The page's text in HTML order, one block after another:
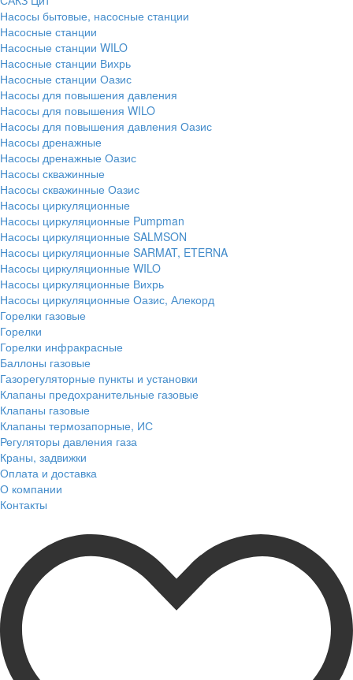
Насосы бытовые, насосные станции
Насосные станции
Насосные станции WILO
Насосные станции Вихрь
Насосные станции Оазис
Насосы для повышения давления
Насосы для повышения WILO
Насосы для повышения давления Оазис
Насосы дренажные
Насосы дренажные Оазис
Насосы скважинные
Насосы скважинные Оазис
Насосы циркуляционные
Насосы циркуляционные Pumpman
Насосы циркуляционные SALMSON
Насосы циркуляционные SARMAT, ETERNA
Насосы циркуляционные WILO
Насосы циркуляционные Вихрь
Насосы циркуляционные Оазис, Алекорд
Горелки газовые
Горелки
Горелки инфракрасные
Баллоны газовые
Газорегуляторные пункты и установки
Клапаны предохранительные газовые
Клапаны газовые
Клапаны термозапорные, ИС
Регуляторы давления газа
Краны, задвижки
Оплата и доставка
О компании
Контакты